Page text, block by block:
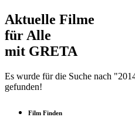
Aktuelle Filme
für Alle
mit GRETA
Es wurde für die Suche nach
gefunden!
Film Finden